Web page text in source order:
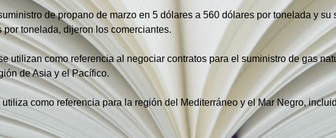
de propano de marzo en 5 dólares a 560 dólares por tonelada y su
por tonelada, dijeron los comerciantes.
utilizan como referencia al negociar contratos para el suministro de gas
de Asia y el Pacífico.
como referencia para la región del Mediterráneo y el Mar Negro,